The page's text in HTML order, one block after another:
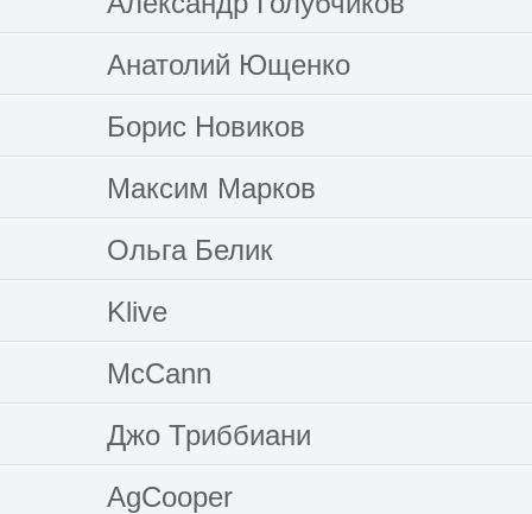
Анатолий Ющенко
Борис Новиков
Максим Марков
Ольга Белик
Klive
McCann
Джо Триббиани
AgCooper